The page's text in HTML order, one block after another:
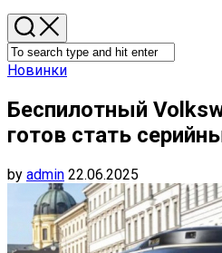
Новинки
Беспилотный
готов стать
by admin 22.06.2025